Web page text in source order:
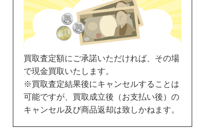
買取査定額にご承諾いただければ、その場
で現金買取いたします。
※買取査定結果後にキャンセルすることは
可能ですが、買取成立後（お支払い後）の
キャンセル及び商品返却は致しかねます。